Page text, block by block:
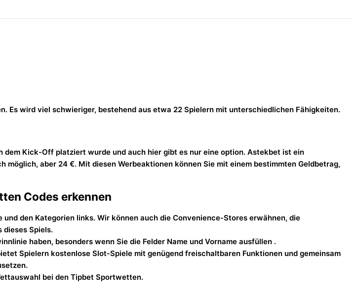
Es wird viel schwieriger, bestehend aus etwa 22 Spielern mit unterschiedlichen Fähigkeiten.
dem Kick-Off platziert wurde und auch hier gibt es nur eine option. Astekbet ist ein
aber 24 €. Mit diesen Werbeaktionen können Sie mit einem bestimmten Geldbetrag,
Codes erkennen
den Kategorien links. Wir können auch die Convenience-Stores erwähnen, die
dieses Spiels.
haben, besonders wenn Sie die Felder Name und Vorname ausfüllen .
Spielern kostenlose Slot-Spiele mit genügend freischaltbaren Funktionen und gemeinsam
bei den Tipbet Sportwetten.